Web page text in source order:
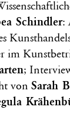
Schindler:
im
;
vonSarah